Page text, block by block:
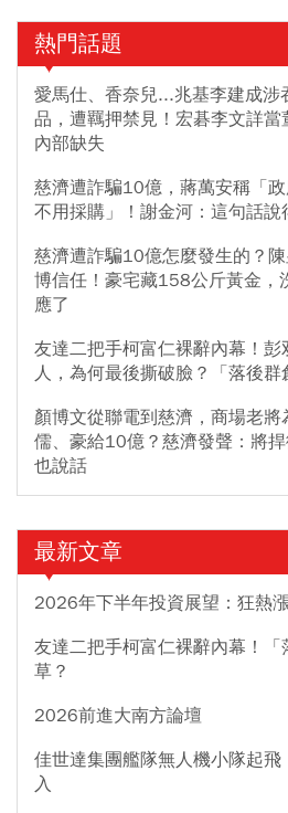
熱門話題
愛馬仕、香奈兒...兆基李建成涉
品，遭羈押禁見！宏碁李文詳
內部缺失
慈濟遭詐騙10億，蔣萬安稱「
不用採購」！謝金河：這句話說
慈濟遭詐騙10億怎麼發生的？
博信任！豪宅藏158公斤黃金
應了
友達二把手柯富仁裸辭內幕！
人，為何最後撕破臉？「落後群
顏博文從聯電到慈濟，商場老
儒、豪給10億？慈濟發聲：將
也說話
最新文章
2026年下半年投資展望：狂熱
友達二把手柯富仁裸辭內幕！「
草？
2026前進大南方論壇
佳世達集團艦隊無人機小隊起
入